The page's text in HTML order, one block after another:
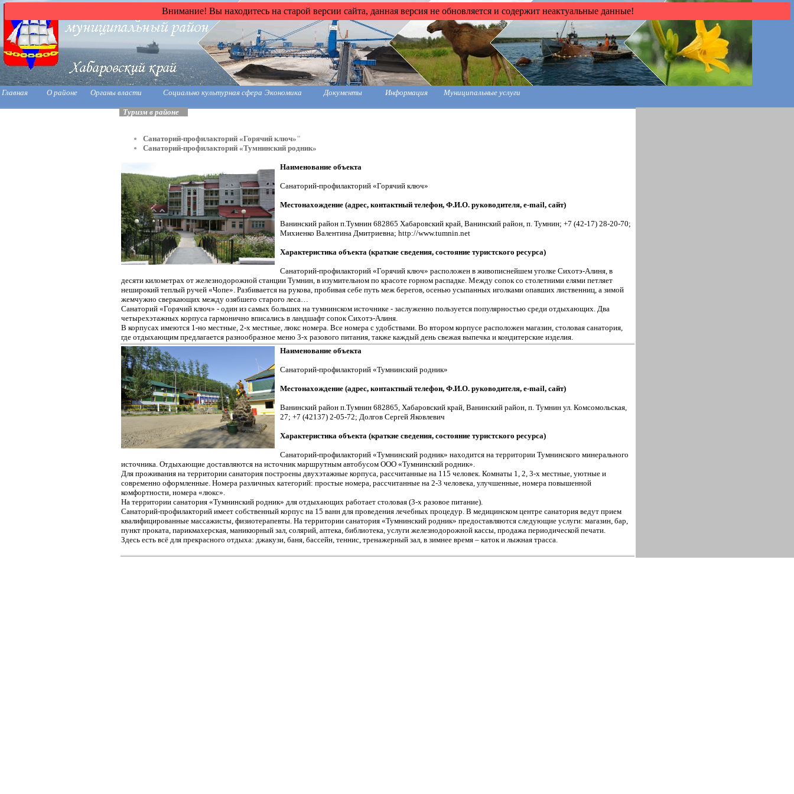
Внимание! Вы находитесь на старой версии сайта, данная версия не обновляется и содержит неактуальные данные!
Главная О районе Органы власти Социально культурная сфера Экономика Документы Информация Муниципальные услуги
Туризм в районе
Санаторий-профилакторий «Горячий ключ»"
Санаторий-профилакторий «Тумнинский родник»
Наименование объекта
Санаторий-профилакторий «Горячий ключ»
Местонахождение (адрес, контактный телефон, Ф.И.О. руководителя, e-mail, сайт)
Ванинский район п.Тумнин 682865 Хабаровский край, Ванинский район, п. Тумнин; +7 (42-17) 28-20-70;
Михиенко Валентина Дмитриевна; http://www.tumnin.net
Характеристика объекта (краткие сведения, состояние туристского ресурса)
Санаторий-профилакторий «Горячий ключ» расположен в живописнейшем уголке Сихотэ-Алиня, в
десяти километрах от железнодорожной станции Тумнин, в изумительном по красоте горном распадке. Между сопок со столетними елями петляет
неширокий теплый ручей «Чопе». Разбивается на рукова, пробивая себе путь меж берегов, осенью усыпанных иголками опавших лиственниц, а зимой
жемчужно сверкающих между озябшего старого леса…
Санаторий «Горячий ключ» - один из самых больших на тумнинском источнике - заслуженно пользуется популярностью среди отдыхающих. Два
четырехэтажных корпуса гармонично вписались в ландшафт сопок Сихотэ-Алиня.
В корпусах имеются 1-но местные, 2-х местные, люкс номера. Все номера с удобствами. Во втором корпусе расположен магазин, столовая санатория,
где отдыхающим предлагается разнообразное меню 3-х разового питания, также каждый день свежая выпечка и кондитерские изделия.
Наименование объекта
Санаторий-профилакторий «Тумнинский родник»
Местонахождение (адрес, контактный телефон, Ф.И.О. руководителя, e-mail, сайт)
Ванинский район п.Тумнин 682865, Хабаровский край, Ванинский район, п. Тумнин ул. Комсомольская,
27; +7 (42137) 2-05-72; Долгов Сергей Яковлевич
Характеристика объекта (краткие сведения, состояние туристского ресурса)
Санаторий-профилакторий «Тумнинский родник» находится на территории Тумнинского минерального
источника. Отдыхающие доставляются на источник маршрутным автобусом ООО «Тумнинский родник».
Для проживания на территории санатория построены двухэтажные корпуса, рассчитанные на 115 человек. Комнаты 1, 2, 3-х местные, уютные и
современно оформленные. Номера различных категорий: простые номера, рассчитанные на 2-3 человека, улучшенные, номера повышенной
комфортности, номера «люкс».
На территории санатория «Тумнинский родник» для отдыхающих работает столовая (3-х разовое питание).
Санаторий-профилакторий имеет собственный корпус на 15 ванн для проведения лечебных процедур. В медицинском центре санатория ведут прием
квалифицированные массажисты, физиотерапевты. На территории санатория «Тумнинский родник» предоставляются следующие услуги: магазин, бар,
пункт проката, парикмахерская, маникюрный зал, солярий, аптека, библиотека, услуги железнодорожной кассы, продажа периодической печати.
Здесь есть всё для прекрасного отдыха: джакузи, баня, бассейн, теннис, тренажерный зал, в зимнее время – каток и лыжная трасса.